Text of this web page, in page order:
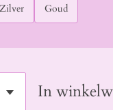
Zilver Goud
In